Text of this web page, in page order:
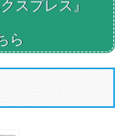
スプレス』
ら